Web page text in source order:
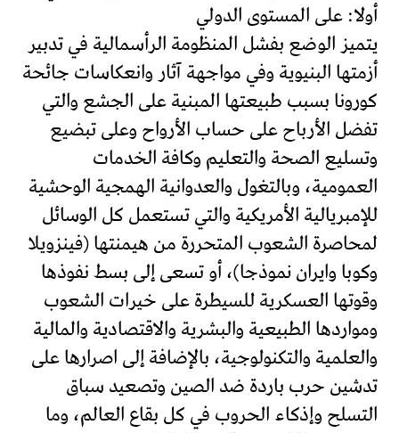
أولا: على المستوى الدولي
يتميز الوضع بفشل المنظومة الرأسمالية في تدبير
أزمتها البنيوية وفي مواجهة آثار وانعكاسات جائحة
كورونا بسبب طبيعتها المبنية على الجشع والتي
تفضل الأرباح على حساب الأرواح وعلى تبضيع
وتسليع الصحة والتعليم وكافة الخدمات
العمومية، وبالتغول والعدوانية الهمجية الوحشية
للإمبريالية الأمريكية والتي تستعمل كل الوسائل
لمحاصرة الشعوب المتحررة من هيمنتها (فينزويلا
وكوبا وايران نموذجا)، أو تسعى إلى بسط نفوذها
وقوتها العسكرية للسيطرة على خيرات الشعوب
ومواردها الطبيعية والبشرية والاقتصادية والمالية
والعلمية والتكنولوجية، بالإضافة إلى اصرارها على
تدشين حرب باردة ضد الصين وتصعيد سباق
التسلح وإذكاء الحروب في كل بقاع العالم، وما